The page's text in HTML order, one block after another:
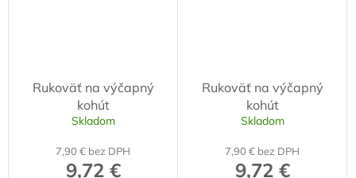
Rukoväť na výčapný
kohút
Skladom
7,90 € bez DPH
9,72 €
Rukoväť na výčapný
kohút
Skladom
7,90 € bez DPH
9,72 €